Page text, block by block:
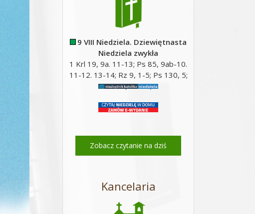
9 VIII Niedziela. Dziewiętnasta
Niedziela zwykła
1 Krl 19, 9a. 11-13; Ps 85, 9ab-10.
11-12. 13-14; Rz 9, 1-5; Ps 130, 5;
Mt 14, 22-33;
Zobacz czytanie na dziś
Kancelaria